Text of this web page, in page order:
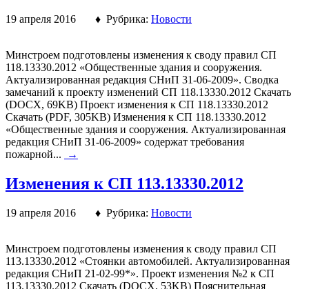
19 апреля 2016 ♦ Рубрика: Новости
Минстроем подготовлены изменения к своду правил СП
118.13330.2012 «Общественные здания и сооружения.
Актуализированная редакция СНиП 31-06-2009». Сводка
замечаний к проекту изменений СП 118.13330.2012 Скачать
(DOCX, 69KB) Проект изменения к СП 118.13330.2012
Скачать (PDF, 305KB) Изменения к СП 118.13330.2012
«Общественные здания и сооружения. Актуализированная
редакция СНиП 31-06-2009» содержат требования
пожарной...
→
Изменения к СП 113.13330.2012
19 апреля 2016 ♦ Рубрика: Новости
Минстроем подготовлены изменения к своду правил СП
113.13330.2012 «Стоянки автомобилей. Актуализированная
редакция СНиП 21-02-99*». Проект изменения №2 к СП
113.13330.2012 Скачать (DOCX, 53KB) Пояснительная